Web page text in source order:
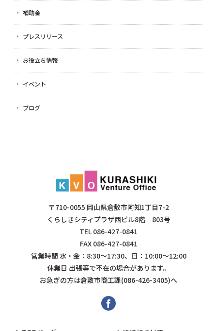
補助金
プレスリリース
お役立ち情報
イベント
ブログ
〒710-0055 岡山県倉敷市阿知1丁目7-2
くらしきシティプラザ西ビル8階 803号
TEL 086-427-0841
FAX 086-427-0841
営業時間 水・金：8:30～17:30、日：10:00～12:00
休業日 出張等で不在の場合があります。
お急ぎの方は倉敷市商工課(086-426-3405)へ